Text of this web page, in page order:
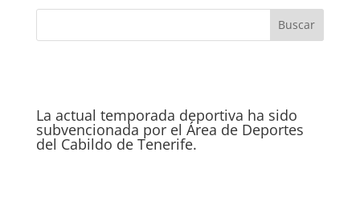
La actual temporada deportiva ha sido
subvencionada por el Área de Deportes
del Cabildo de Tenerife.